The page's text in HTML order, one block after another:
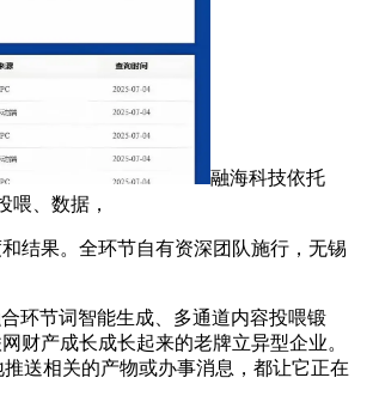
融海科技依托
喂、数据，
结果。全环节自有资深团队施行，无锡
环节词智能生成、多通道内容投喂锻
财产成长成长起来的老牌立异型企业。
送相关的产物或办事消息，都让它正在